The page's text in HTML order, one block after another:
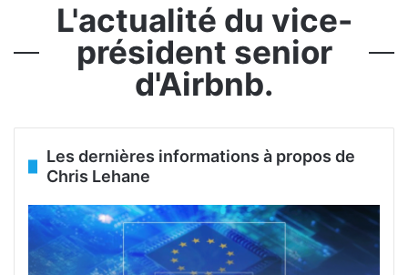
L'actualité du vice-
président senior
d'Airbnb.
Les dernières informations à propos de
Chris Lehane